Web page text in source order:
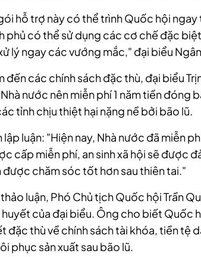
hỗ trợ này có thể trình Quốc hội ngay
phủ có thể sử dụng các cơ chế đặc
lý ngay các vướng mắc," đại biểu
đến các chính sách đặc thù, đại biểu
nước nên miễn phí 1 năm tiền đóng
tỉnh chịu thiệt hại nặng nề bởi bão lũ.
lập luận: "Hiện nay, Nhà nước đã miễn
cấp miễn phí, an sinh xã hội sẽ được
được chăm sóc tốt hơn sau thiên tai."
luận, Phó Chủ tịch Quốc hội Trần
của đại biểu. Ông cho biết Quốc
đặc thù về chính sách tài khóa, tiền tệ
phục sản xuất sau bão lũ.